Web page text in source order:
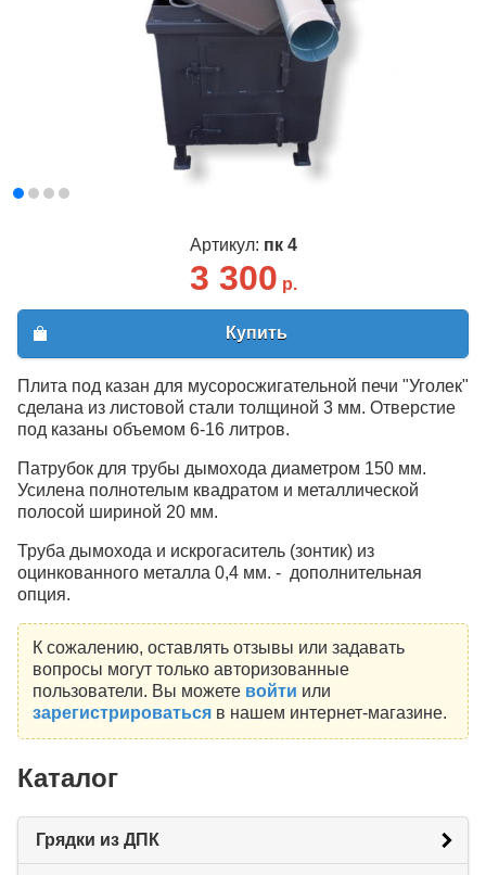
Артикул: пк 4
3 300 р.
Купить
Плита под казан для мусоросжигательной печи "Уголек"
сделана из листовой стали толщиной 3 мм. Отверстие
под казаны объемом 6-16 литров.
Патрубок для трубы дымохода диаметром 150 мм.
Усилена полнотелым квадратом и металлической
полосой шириной 20 мм.
Труба дымохода и искрогаситель (зонтик) из
оцинкованного металла 0,4 мм. - дополнительная
опция.
К сожалению, оставлять отзывы или задавать
вопросы могут только авторизованные
пользователи. Вы можете войти или
зарегистрироватьсяв нашем интернет-магазине.
Каталог
Грядки из ДПК